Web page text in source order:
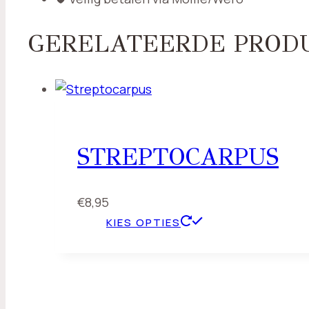
GERELATEERDE
STREPTOCARPUS
€8,95
KIES OPTIES